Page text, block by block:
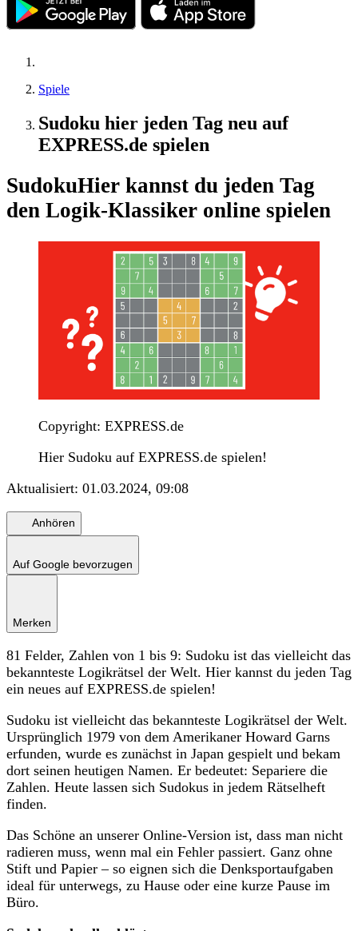
Spiele
Sudoku hier jeden Tag neu auf
EXPRESS.de spielen
SudokuHier kannst du jeden Tag
den Logik-Klassiker online spielen
Copyright: EXPRESS.de
Hier Sudoku auf EXPRESS.de spielen!
Aktualisiert: 01.03.2024, 09:08
Anhören
Auf Google bevorzugen
Merken
81 Felder, Zahlen von 1 bis 9: Sudoku ist das vielleicht das
bekannteste Logikrätsel der Welt. Hier kannst du jeden Tag
ein neues auf EXPRESS.de spielen!
Sudoku ist vielleicht das bekannteste Logikrätsel der Welt.
Ursprünglich 1979 von dem Amerikaner Howard Garns
erfunden, wurde es zunächst in Japan gespielt und bekam
dort seinen heutigen Namen. Er bedeutet: Separiere die
Zahlen. Heute lassen sich Sudokus in jedem Rätselheft
finden.
Das Schöne an unserer Online-Version ist, dass man nicht
radieren muss, wenn mal ein Fehler passiert. Ganz ohne
Stift und Papier – so eignen sich die Denksportaufgaben
ideal für unterwegs, zu Hause oder eine kurze Pause im
Büro.